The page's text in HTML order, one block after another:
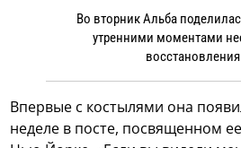
Во вторник Альба
утренними моментами
Впервые с костылями она
неделе в посте, посвященном